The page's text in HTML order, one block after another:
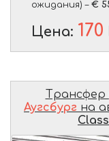
ожидания) – €
Цена: 170
Трансфер
Аугсбург на